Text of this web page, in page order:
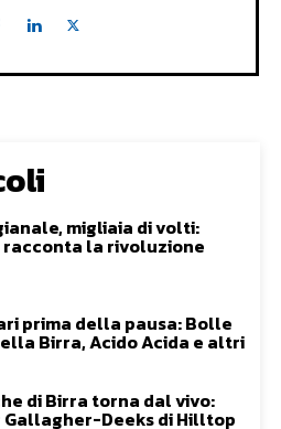
migliaia di volti:
la rivoluzione
prima della pausa: Bolle
Birra, Acido Acida e altri
di Birra torna dal vivo:
Deeks di Hilltop